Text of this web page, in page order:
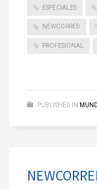
ESPECIALES
NEWCORRED
PROFESIONAL
PUBLISHED IN